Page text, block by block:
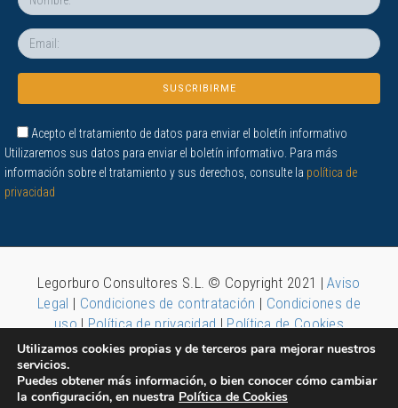
Acepto el tratamiento de datos para enviar el boletín informativo
Utilizaremos sus datos para enviar el boletín informativo. Para más
información sobre el tratamiento y sus derechos, consulte la política de
privacidad
Legorburo Consultores S.L. © Copyright 2021 |Aviso
Legal | Condiciones de contratación | Condiciones de
uso | Política de privacidad | Política de Cookies
Utilizamos cookies propias y de terceros para mejorar nuestros
servicios.
Puedes obtener más información, o bien conocer cómo cambiar
la configuración, en nuestra Política de Cookies